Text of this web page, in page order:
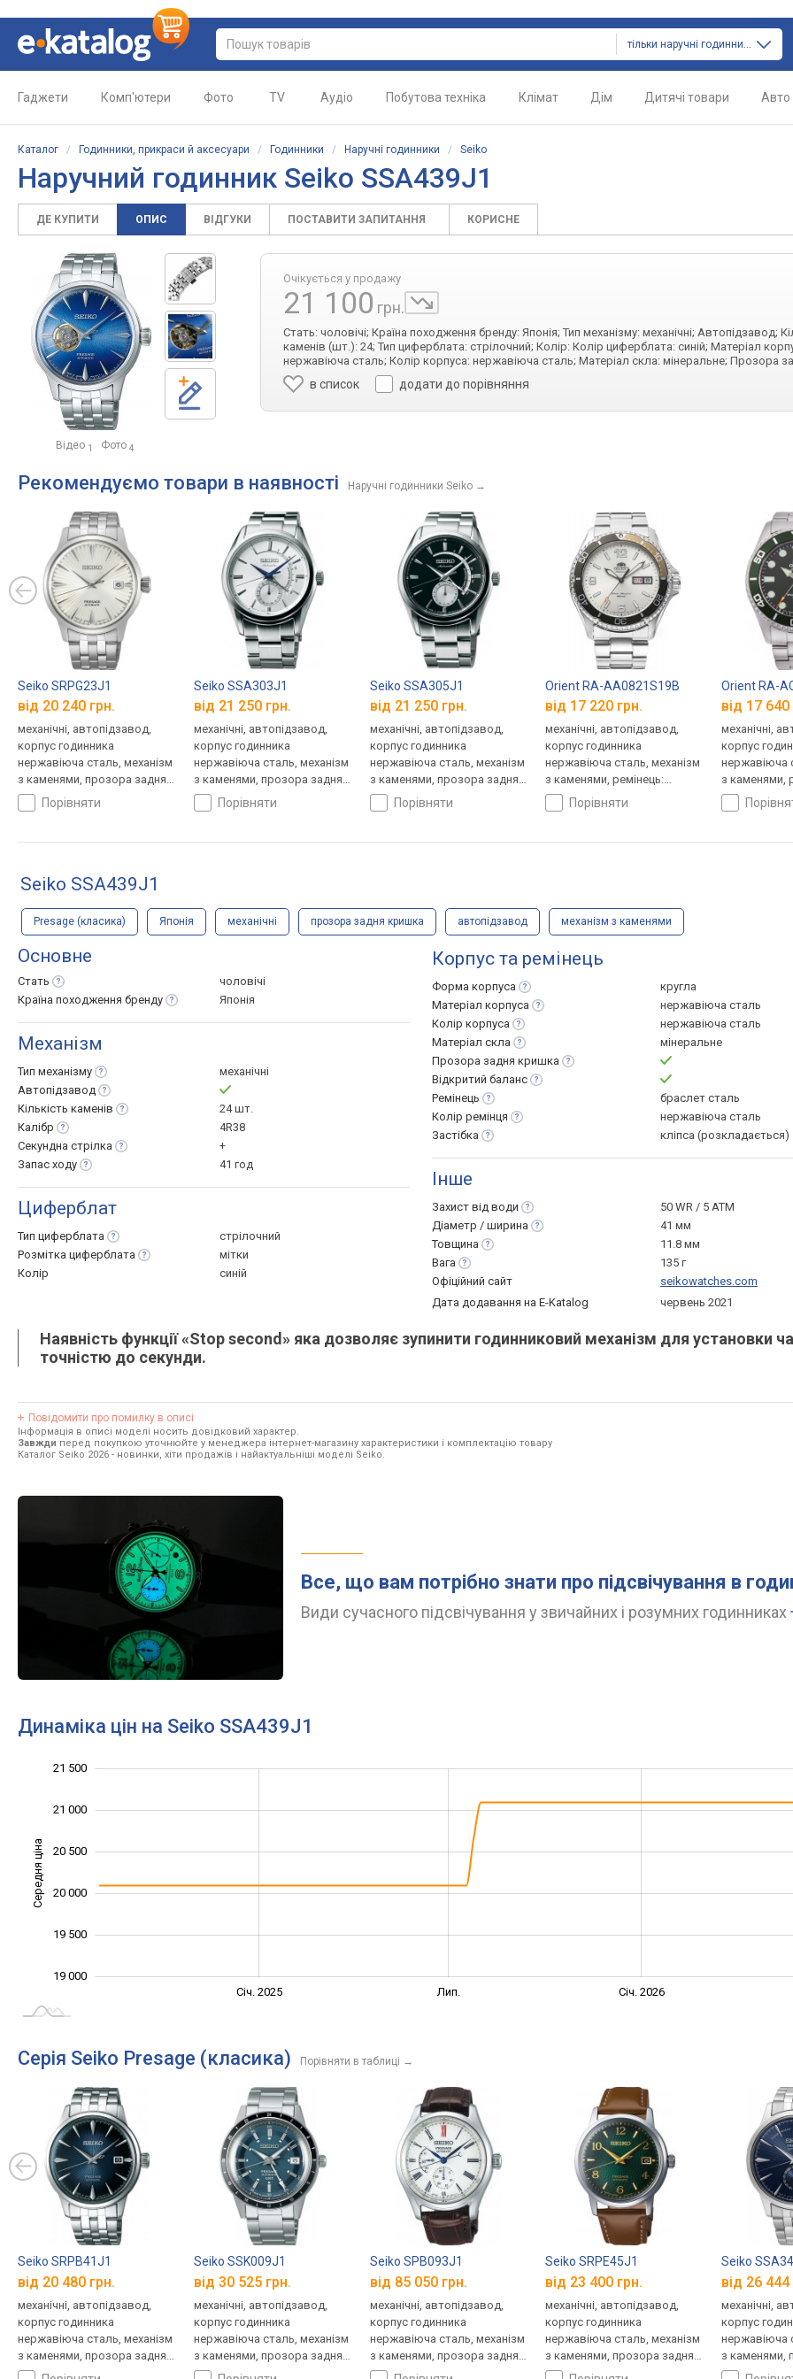
тільки наручні годинники
Гаджети Комп'ютери Фото TV Аудіо Побутова техніка Клімат Дім Дитячі товари Авто
Каталог / Годинники, прикраси й аксесуари / Годинники / Наручні годинники / Seiko
Наручний годинник Seiko SSA439J1
ДЕ КУПИТИ ОПИС ВІДГУКИ ПОСТАВИТИ ЗАПИТАННЯ КОРИСНЕ
Відео 1 Фото 4
Очікується у продажу
21 100 грн.
Стать: чоловічі; Країна походження бренду: Японія; Тип механізму: механічні; Автопідзавод;
каменів (шт.): 24; Тип циферблата: стрілочний; Колір: Колір циферблата: синій; Матеріал
нержавіюча сталь; Колір корпуса: нержавіюча сталь; Матеріал скла: мінеральне; Прозора
в список додати до порівняння
Рекомендуємо товари в наявності Наручні годинники Seiko →
Seiko SRPG23J1
від 20 240 грн.
механічні, автопідзавод,
корпус годинника
нержавіюча сталь, механізм
з каменями, прозора задня
кришка, ремінець: браслет
сталь, WR 50, Японія
порівняти
Seiko SSA303J1
від 21 250 грн.
механічні, автопідзавод,
корпус годинника
нержавіюча сталь, механізм
з каменями, прозора задня
кришка, ремінець: браслет
сталь, WR 100, Японія
порівняти
Seiko SSA305J1
від 21 250 грн.
механічні, автопідзавод,
корпус годинника
нержавіюча сталь, механізм
з каменями, прозора задня
кришка, ремінець: браслет
сталь, WR 100, Японія
порівняти
Orient RA-AA0821S19B
від 17 220 грн.
механічні, автопідзавод,
корпус годинника
нержавіюча сталь, механізм
з каменями, ремінець:
браслет сталь, WR 200,
Японія
порівняти
Orient RA-
від 17 640
механічні,
корпус
нержавіюча
з каменями,
браслет
Японія
Seiko SSA439J1
Presage (класика) Японія механічні прозора задня кришка автопідзавод механізм з каменями
Основне
Стать
чоловічі
Країна походження бренду Японія
Механізм
Тип механізму
механічні
Автопідзавод
Кількість каменів
24 шт.
Калібр
4R38
Секундна стрілка
+
Запас ходу 41 год
Циферблат
Тип циферблата
стрілочний
Розмітка циферблата
мітки
Колір
синій
Корпус та ремінець
Форма корпуса
кругла
Матеріал корпуса
нержавіюча сталь
Колір корпуса
нержавіюча сталь
Матеріал скла
мінеральне
Прозора задня кришка
Відкритий баланс
Ремінець
браслет сталь
Колір ремінця
нержавіюча сталь
Застібка
кліпса (розкладається)
Інше
Захист від води
50 WR / 5 ATM
Діаметр / ширина
41 мм
Товщина
11.8 мм
Вага
135 г
Офіційний сайт
seikowatches.com
Дата додавання на E-Katalog
червень 2021
Наявність функції «Stop second» яка дозволяє зупинити годинниковий механізм для установки
точністю до секунди.
Повідомити про помилку в описі
Інформація в описі моделі носить довідковий характер.
Завжди перед покупкою уточнюйте у менеджера інтернет-магазину характеристики і комплектацію товару
Каталог Seiko 2026 - новинки, хіти продажів і найактуальніші моделі Seiko.
Все, що вам потрібно знати про підсвічування в
Види сучасного підсвічування у звичайних і розумних годинниках
Динаміка цін на Seiko SSA439J1
Середня ціна
19 000
19 500
20 000
20 500
21 000
21 500
Січ. 2025 Лип. Січ. 2026
Серія Seiko Presage (класика) Порівняти в таблиці →
Seiko SRPB41J1
від 20 480 грн.
механічні, автопідзавод,
корпус годинника
нержавіюча сталь, механізм
з каменями, прозора задня
кришка, ремінець: браслет
Seiko SSK009J1
від 30 525 грн.
механічні, автопідзавод,
корпус годинника
нержавіюча сталь, механізм
з каменями, прозора задня
кришка, світовий час,
Seiko SPB093J1
від 85 050 грн.
механічні, автопідзавод,
корпус годинника
нержавіюча сталь, механізм
з каменями, прозора задня
кришка, ремінець: ремінець
Seiko SRPE45J1
від 23 400 грн.
механічні, автопідзавод,
корпус годинника
нержавіюча сталь, механізм
з каменями, прозора задня
кришка, ремінець: ремінець
Seiko
від 26 444
механічні,
корпус
нержавіюча
з каменями,
кришка,